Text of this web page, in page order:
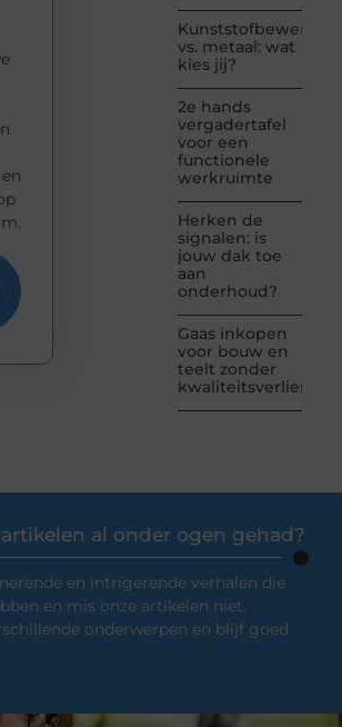
vs. metaal: wat
kies jij?
2e hands
vergadertafel
voor een
functionele
werkruimte
Herken de
signalen: is
jouw dak toe
aan
onderhoud?
Gaas inkopen
voor bouw en
teelt zonder
kwaliteitsverlies
al onder ogen gehad?
en intrigerende verhalen die
en mis onze artikelen niet.
onderwerpen en blijf goed